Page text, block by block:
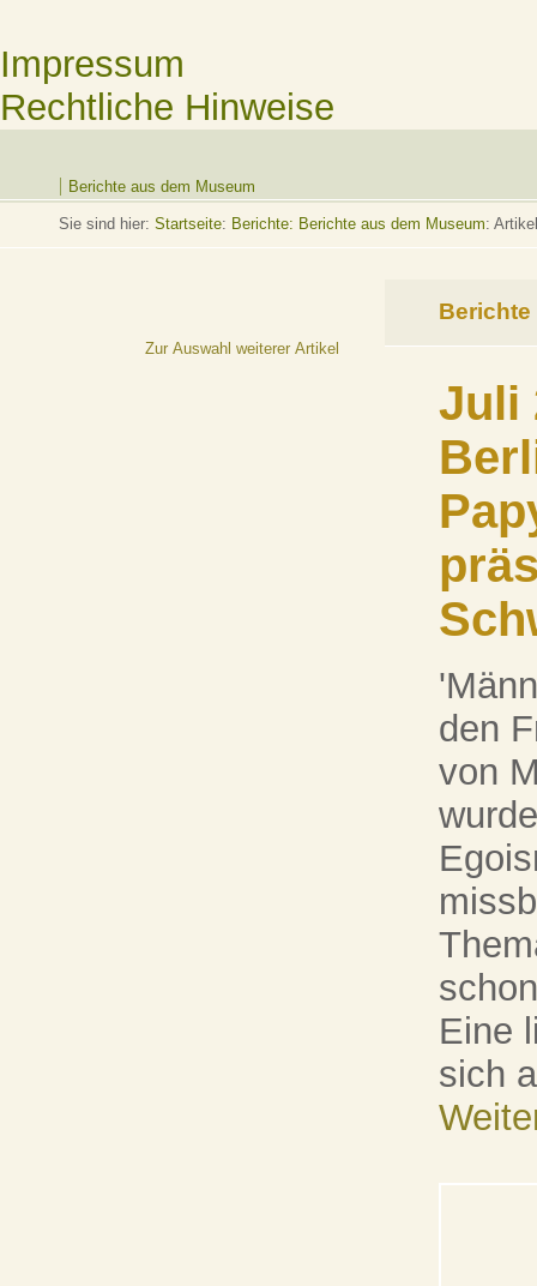
Impressum
Rechtliche Hinweise
Berichte aus dem Museum
Sie sind hier: Startseite: Berichte: Berichte aus dem Museum: Artikel
Zur Auswahl weiterer Artikel
Berichte
Juli
den
von
Eine
sich